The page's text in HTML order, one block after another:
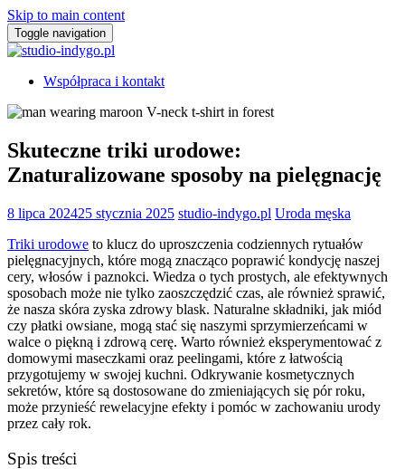
Skip to main content
Toggle navigation
Współpraca i kontakt
Skuteczne triki urodowe:
Znaturalizowane sposoby na pielęgnację
8 lipca 202425 stycznia 2025 studio-indygo.pl Uroda męska
Triki urodowe to klucz do uproszczenia codziennych rytuałów
pielęgnacyjnych, które mogą znacząco poprawić kondycję naszej
cery, włosów i paznokci. Wiedza o tych prostych, ale efektywnych
sposobach może nie tylko zaoszczędzić czas, ale również sprawić,
że nasza skóra zyska zdrowy blask. Naturalne składniki, jak miód
czy płatki owsiane, mogą stać się naszymi sprzymierzeńcami w
walce o piękną i zdrową cerę. Warto również eksperymentować z
domowymi maseczkami oraz peelingami, które z łatwością
przygotujemy w swojej kuchni. Odkrywanie kosmetycznych
sekretów, które są dostosowane do zmieniających się pór roku,
może przynieść rewelacyjne efekty i pomóc w zachowaniu urody
przez cały rok.
Spis treści